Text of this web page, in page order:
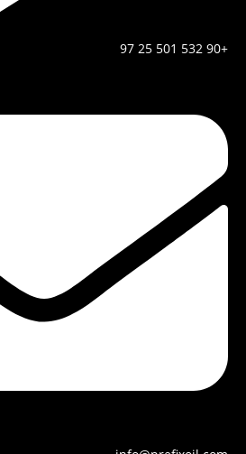
+90 532 501 25 97